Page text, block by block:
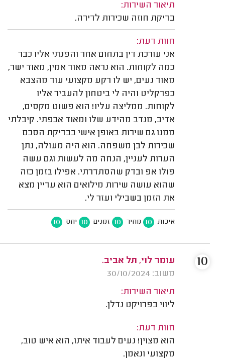
תיאור השירות:
בדיקת חוזה שכירות לדירה.
חוות דעת:
אני עורכת דין בתחום אחר והפנתי אליו כבר
כמה לקוחות. הוא נראה מאוד אמין, מאוד ישר,
מאוד נעים, יש לו רקע מקצועי עוד מהצבא
כפרקליט והיה לי ביטחון להעביר אליו
לקוחות. ממליצה עליו! הוא פשוט מקסים,
אדיב, מנדב מהידע שלו ומאוד אכפתי. קיבלתי
ממנו גם שירות באופן אישי בבדיקת הסכם
שכירות לבן משפחה. הוא היה מעולה, נתן
הערות לעניין, הנחה מה לעשות וגם עשה
פולו אפ ובדק שהסתדרתי. אפילו בזמן כזה
שהוא עושה שירות מילואים הוא עדיין מצא
את הזמן בשבילי ועזר לי.
איכות 10 מחיר 10 זמנים 10 יחס 10
עומר לוי, תל אביב.
משוב: 30/10/2024
תיאור השירות:
ליווי בפרויקט נדלן.
חוות דעת:
הוא מצוין! נעים לעבוד איתו, הוא איש טוב,
מקצועי ונאמן.
10